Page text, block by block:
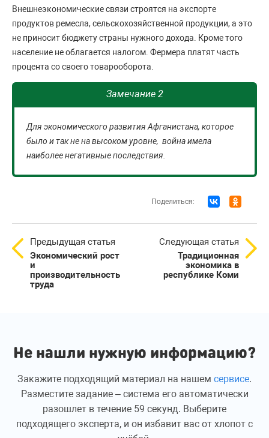
Внешнеэкономические связи строятся на экспорте
продуктов ремесла, сельскохозяйственной продукции, а это
не приносит бюджету страны нужного дохода. Кроме того
население не облагается налогом. Фермера платят часть
процента со своего товарооборота.
Замечание 2
Для экономического развития Афганистана, которое
было и так не на высоком уровне, война имела
наиболее негативные последствия.
Поделиться:
Предыдущая статья
Экономический рост
и
производительность
труда
Следующая статья
Традиционная
экономика в
республике Коми
Не нашли нужную информацию?
Закажите подходящий материал на нашем сервисе.
Разместите задание – система его автоматически
разошлет в течение 59 секунд. Выберите
подходящего эксперта, и он избавит вас от хлопот с